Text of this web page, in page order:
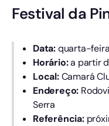
Festival da
Data:quarta-
Horário:a partir
Local:Camará
Endereço:
Serra
Referência: